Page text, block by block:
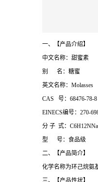
一、【产品介绍】
中文名称：甜蜜素
别 名：糖蜜
英文名称：Molasses
CAS 号：68476-78-8
EINECS编号：270-
分 子 式：
型 号：食品级
二、【产品简介】
化学名称为环己烷氨
三、【产品性状】